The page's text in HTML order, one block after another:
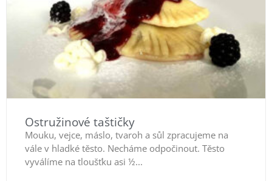
Ostružinové taštičky
Mouku, vejce, máslo, tvaroh a sůl zpracujeme na
vále v hladké těsto. Necháme odpočinout. Těsto
vyválíme na tloušťku asi ½...